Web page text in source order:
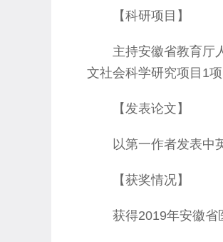
【科研项目】
主持安徽省教育厅
文社会科学研究项目1
【发表论文】
以第一作者发表中
【获奖情况】
获得2019年安徽省